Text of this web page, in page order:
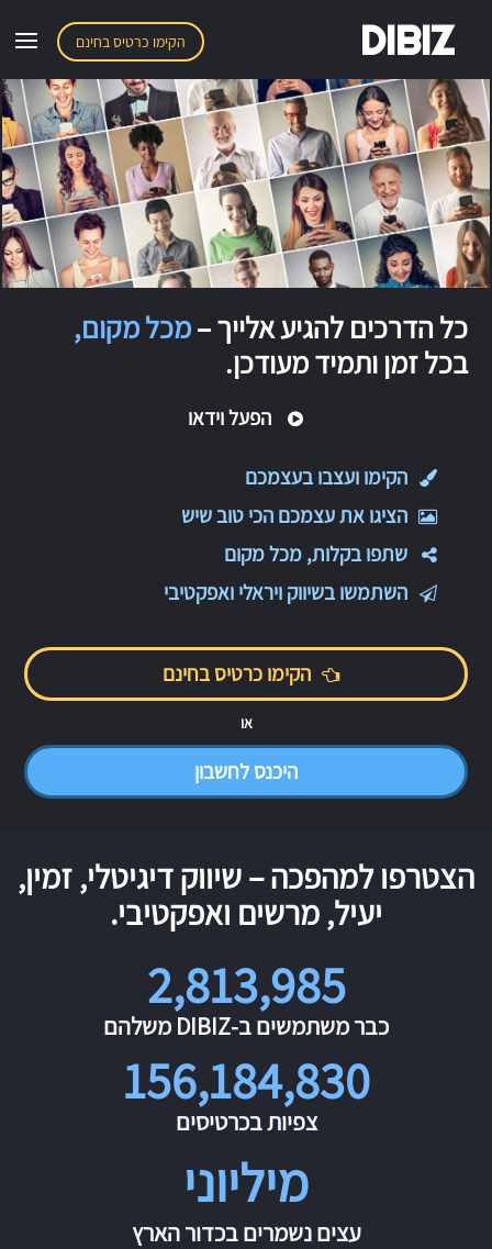
הקימו כרטיס בחינם DIBIZ
כל הדרכים להגיע אלייך –מכל מקום,
בכל זמן ותמיד מעודכן.
הפעל וידאו
הקימו ועצבו בעצמכם
הציגו את עצמכם הכי טוב שיש
שתפו בקלות, מכל מקום
השתמשו בשיווק ויראלי ואפקטיבי
הקימו כרטיס בחינם
או
היכנס לחשבון
הצטרפו למהפכה – שיווק דיגיטלי, זמין,
יעיל, מרשים ואפקטיבי.
2,813,985
כבר משתמשים ב-DIBIZ משלהם
156,184,830
צפיות בכרטיסים
מיליוני
עצים נשמרים בכדור הארץ